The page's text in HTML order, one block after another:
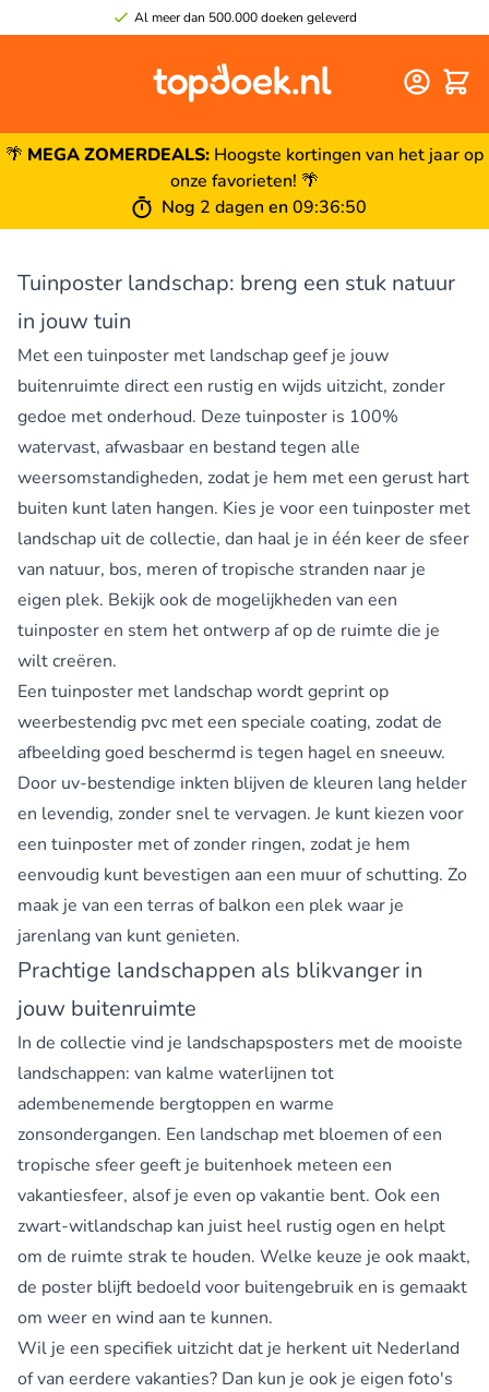
Al meer dan 500.000 doeken geleverd
🌴 MEGA ZOMERDEALS: Hoogste kortingen van het jaar op
onze favorieten! 🌴
Nog 2 dagen en09:36:49
Tuinposter landschap: breng een stuk natuur
in jouw tuin
Met een tuinposter met landschap geef je jouw
buitenruimte direct een rustig en wijds uitzicht, zonder
gedoe met onderhoud. Deze tuinposter is 100%
watervast, afwasbaar en bestand tegen alle
weersomstandigheden, zodat je hem met een gerust hart
buiten kunt laten hangen. Kies je voor een tuinposter met
landschap uit de collectie, dan haal je in één keer de sfeer
van natuur, bos, meren of tropische stranden naar je
eigen plek. Bekijk ook de mogelijkheden van een
tuinposteren stem het ontwerp af op de ruimte die je
wilt creëren.
Een tuinposter met landschap wordt geprint op
weerbestendig pvc met een speciale coating, zodat de
afbeelding goed beschermd is tegen hagel en sneeuw.
Door uv-bestendige inkten blijven de kleuren lang helder
en levendig, zonder snel te vervagen. Je kunt kiezen voor
een tuinposter met of zonder ringen, zodat je hem
eenvoudig kunt bevestigen aan een muur of schutting. Zo
maak je van een terras of balkon een plek waar je
jarenlang van kunt genieten.
Prachtige landschappen als blikvanger in
jouw buitenruimte
In de collectie vind je landschapsposters met de mooiste
landschappen: van kalme waterlijnen tot
adembenemende bergtoppen en warme
zonsondergangen. Een landschap met bloemen of een
tropische sfeer geeft je buitenhoek meteen een
vakantiesfeer, alsof je even op vakantie bent. Ook een
zwart-witlandschap kan juist heel rustig ogen en helpt
om de ruimte strak te houden. Welke keuze je ook maakt,
de poster blijft bedoeld voor buitengebruik en is gemaakt
om weer en wind aan te kunnen.
Wil je een specifiek uitzicht dat je herkent uit Nederland
of van eerdere vakanties? Dan kun je ook je eigen foto's